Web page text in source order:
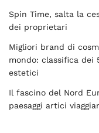
Spin Time, salta la
dei proprietari
Migliori brand di
mondo: classifica
estetici
Il fascino del Nord
paesaggi artici